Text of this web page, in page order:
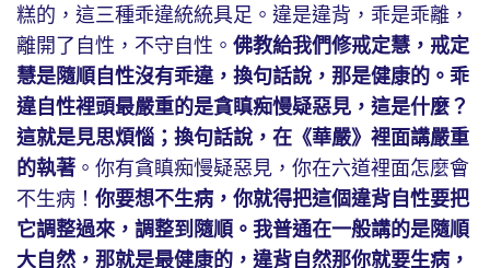
糕的，這三種乖違統統具足。違是違背，乖是乖離，
離開了自性，不守自性。 佛教給我們修戒定慧，戒定
慧是隨順自性沒有乖違，換句話說，那是健康的。乖
違自性裡頭最嚴重的是貪瞋痴慢疑惡見，這是什麼？
這就是見思煩惱；換句話說，在《華嚴》裡面講嚴重
的執著 。你有貪瞋痴慢疑惡見，你在六道裡面怎麼會
不生病！ 你要想不生病，你就得把這個違背自性要把
它調整過來，調整到隨順。我普通在一般講的是隨順
大自然，那就是最健康的，違背自然那你就要生病，